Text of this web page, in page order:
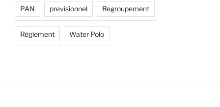
PAN previsionnel Regroupement
Règlement Water Polo